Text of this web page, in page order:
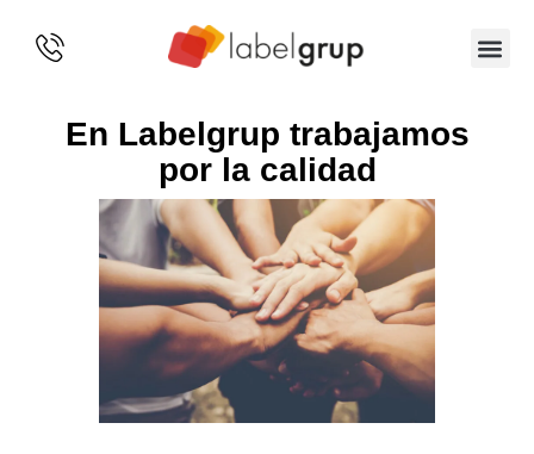
En Labelgrup trabajamos
por la calidad